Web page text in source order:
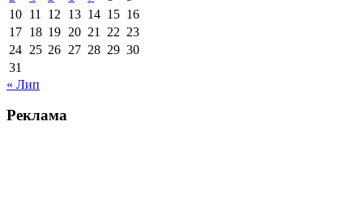
10 11 12 13 14 15 16
17 18 19 20 21 22 23
24 25 26 27 28 29 30
31
« Лип
Реклама